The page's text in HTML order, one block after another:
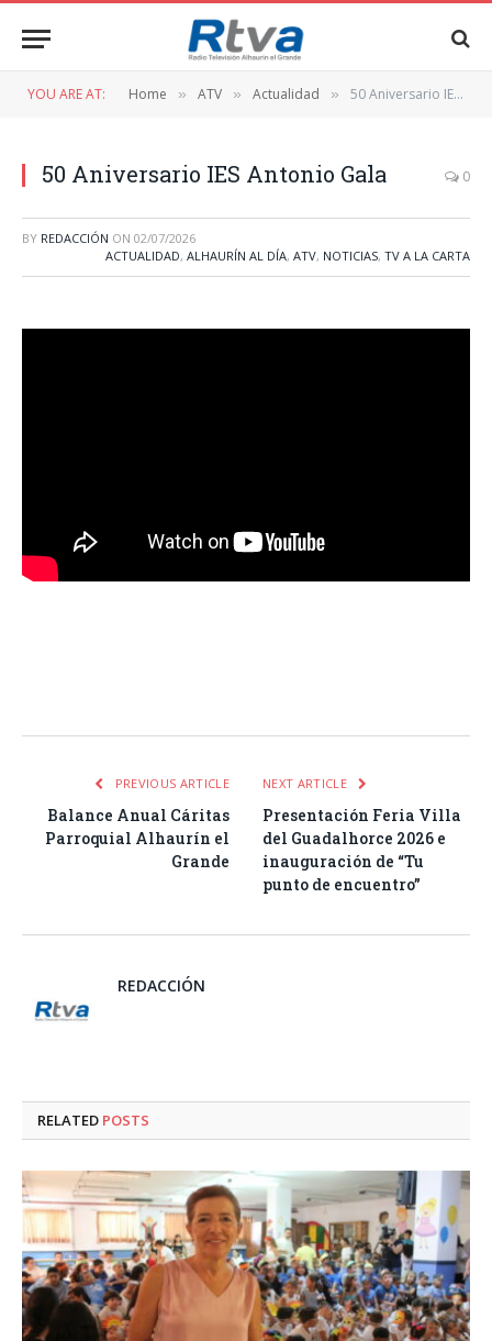
YOU ARE AT: Home » ATV » Actualidad » 50 Aniversario IES Antonio Gala
50 Aniversario IES Antonio Gala 0
BY REDACCIÓN ON 02/07/2026
ACTUALIDAD, ALHAURÍN AL DÍA, ATV, NOTICIAS, TV A LA CARTA
PREVIOUS ARTICLE
Balance Anual Cáritas
Parroquial Alhaurín el
Grande
NEXT ARTICLE
Presentación Feria Villa
del Guadalhorce 2026 e
inauguración de “Tu
punto de encuentro”
REDACCIÓN
RELATED POSTS